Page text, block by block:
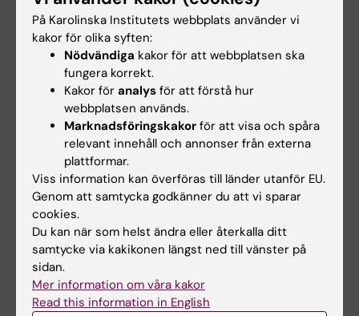
Tags
Uppdaterad av:
Anna Svensson 2021-09-28
Relaterade artiklar
På Karolinska Institutets webbplats använder vi
kakor för olika syften:
Nödvändiga kakor för att webbplatsen ska
fungera korrekt.
Kakor för analys för att förstå hur
webbplatsen används.
Marknadsföringskakor för att visa och spåra
relevant innehåll och annonser från externa
plattformar.
Viss information kan överföras till länder utanför EU.
Genom att samtycka godkänner du att vi sparar
cookies.
Du kan när som helst ändra eller återkalla ditt
samtycke via kakikonen längst ned till vänster på
sidan.
Mer information om våra kakor
Read this information in English